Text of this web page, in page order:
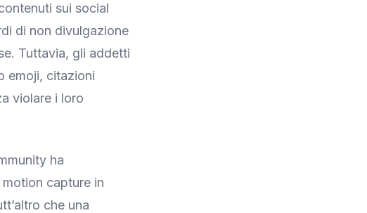
sui social
di non divulgazione
Tuttavia, gli addetti
emoji, citazioni
violare i loro
ha
capture in
che una